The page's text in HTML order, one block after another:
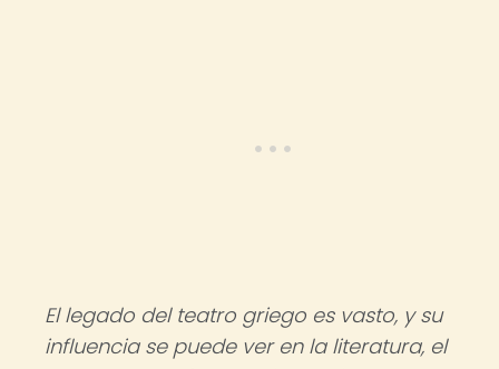
El legado del teatro griego es vasto, y su
influencia se puede ver en la literatura, el